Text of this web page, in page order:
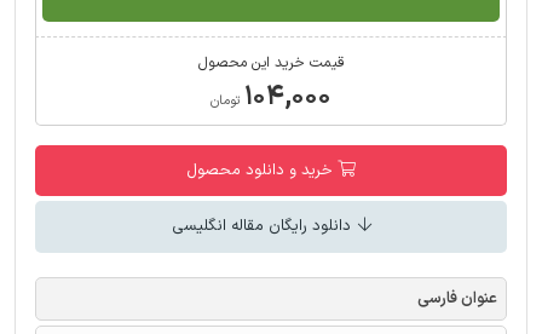
قیمت خرید این محصول
۱۰۴,۰۰۰ تومان
خرید و دانلود محصول
دانلود رایگان مقاله انگلیسی
عنوان فارسی